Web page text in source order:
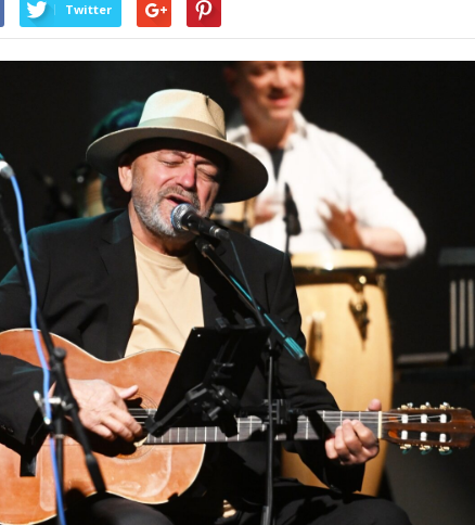
Twitter